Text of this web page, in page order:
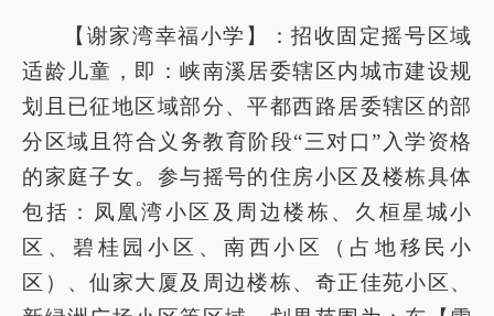
【谢家湾幸福小学】：招收固定摇号区域
适龄儿童，即：峡南溪居委辖区内城市建设规
划且已征地区域部分、平都西路居委辖区的部
分区域且符合义务教育阶段“三对口”入学资格
的家庭子女。参与摇号的住房小区及楼栋具体
包括：凤凰湾小区及周边楼栋、久桓星城小
区、碧桂园小区、南西小区（占地移民小
区）、仙家大厦及周边楼栋、奇正佳苑小区、